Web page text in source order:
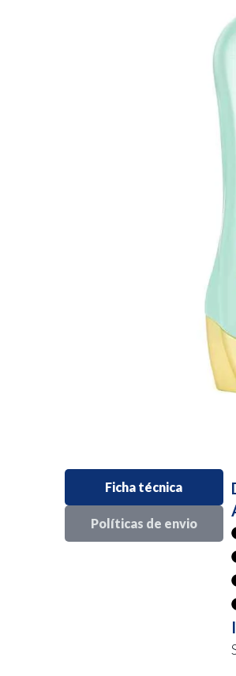
Ficha técnica
Políticas de envio